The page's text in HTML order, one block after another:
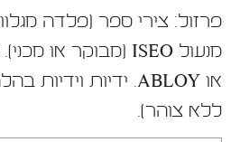
פרזול: צירי ספר (פלדה
ללא צוהר).